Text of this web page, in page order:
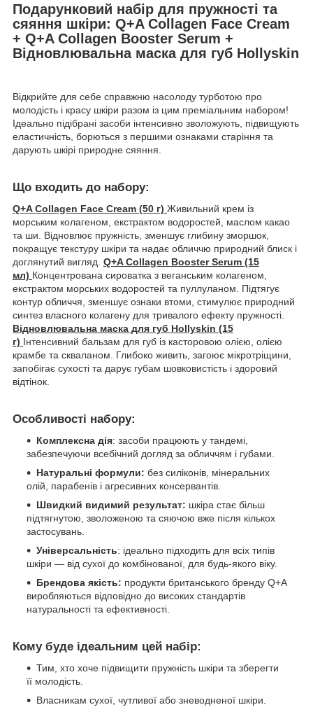
Подарунковий набір для пружності та
сяяння шкіри: Q+A Collagen Face Cream
+ Q+A Collagen Booster Serum +
Відновлювальна маска для губ Hollyskin
Відкрийте для себе справжню насолоду турботою про
молодість і красу шкіри разом із цим преміальним набором!
Ідеально підібрані засоби інтенсивно зволожують, підвищують
еластичність, борються з першими ознаками старіння та
дарують шкірі природне сяяння.
Що входить до набору:
Q+A Collagen Face Cream (50 г) Живильний крем із
морським колагеном, екстрактом водоростей, маслом какао
та ши. Відновлює пружність, зменшує глибину зморшок,
покращує текстуру шкіри та надає обличчю природний блиск і
доглянутий вигляд. Q+A Collagen Booster Serum (15
мл) Концентрована сироватка з веганським колагеном,
екстрактом морських водоростей та пуллуланом. Підтягує
контур обличчя, зменшує ознаки втоми, стимулює природний
синтез власного колагену для тривалого ефекту пружності.
Відновлювальна маска для губ Hollyskin (15
г) Інтенсивний бальзам для губ із касторовою олією, олією
крамбе та скваланом. Глибоко живить, загоює мікротріщини,
запобігає сухості та дарує губам шовковистість і здоровий
відтінок.
Особливості набору:
Комплексна дія: засоби працюють у тандемі,
забезпечуючи всебічний догляд за обличчям і губами.
Натуральні формули: без силіконів, мінеральних
олій, парабенів і агресивних консервантів.
Швидкий видимий результат: шкіра стає більш
підтягнутою, зволоженою та сяючою вже після кількох
застосувань.
Універсальність: ідеально підходить для всіх типів
шкіри — від сухої до комбінованої, для будь-якого віку.
Брендова якість: продукти британського бренду Q+A
виробляються відповідно до високих стандартів
натуральності та ефективності.
Кому буде ідеальним цей набір:
Тим, хто хоче підвищити пружність шкіри та зберегти
її молодість.
Власникам сухої, чутливої або зневодненої шкіри.